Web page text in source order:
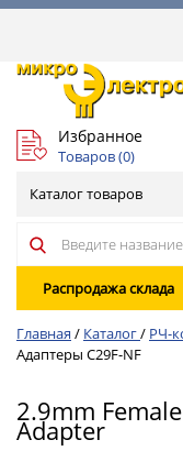
Избранное
Товаров (0)
Каталог товаров
Распродажа склада
Главная / Каталог/ РЧ-
Адаптеры C29F-NF
2.9mm
Adapter